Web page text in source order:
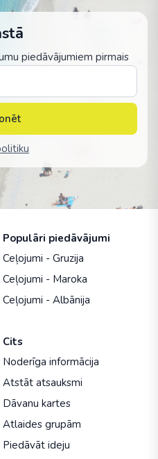
piedāvājumiem pirmais
Populāri piedāvājumi
Ceļojumi - Gruzija
Ceļojumi - Maroka
Ceļojumi - Albānija
Cits
Noderīga informācija
Atstāt atsauksmi
Dāvanu kartes
Atlaides grupām
Piedāvāt ideju